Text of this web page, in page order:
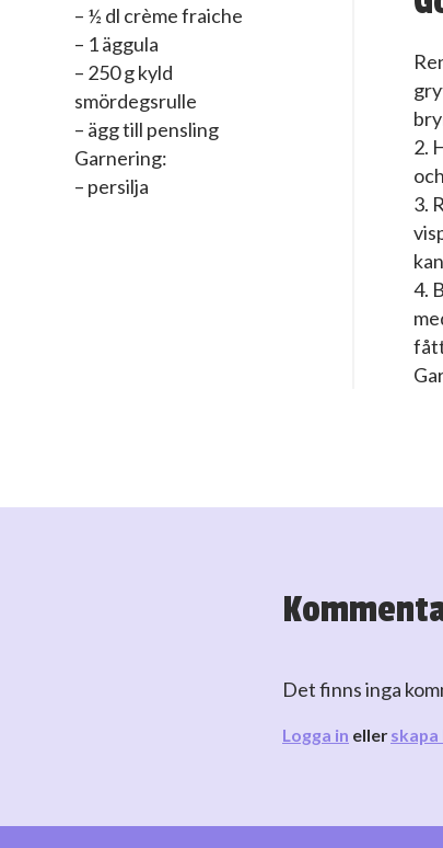
– ½ dl crème fraiche
– 1 äggula
– 250 g kyld
smördegsrulle
– ägg till pensling
Garnering:
– persilja
2.
3.
4.
Det finns inga
Logga in eller